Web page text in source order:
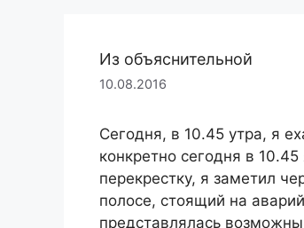
Из объяснительной
10.08.2016
Сегодня, в 10.45 утра, я
конкретно сегодня в
перекрестку, я заметил
полосе, стоящий на
представлялась